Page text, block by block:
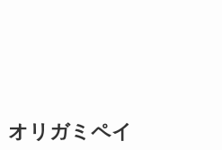
オリガミペイ